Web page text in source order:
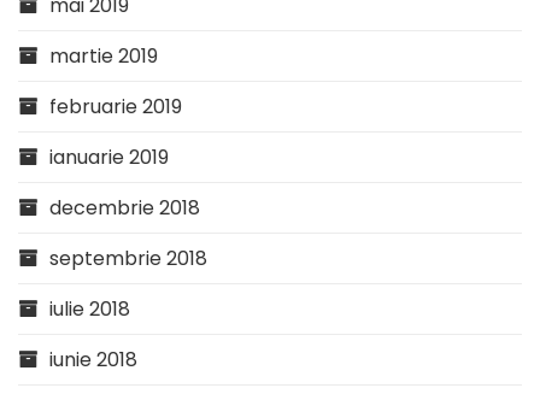
martie 2019
februarie 2019
ianuarie 2019
decembrie 2018
septembrie 2018
iulie 2018
iunie 2018